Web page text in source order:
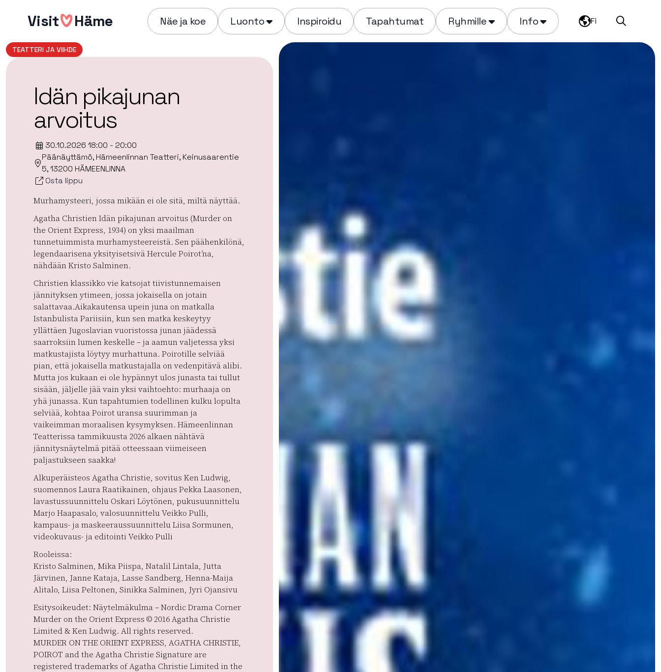
sisältöönVisit Häme Näe ja koe Luonto Inspiroidu Tapahtumat Ryhmille Info Fi Haku
TEATTERI JA VIIHDE
Idän pikajunan
arvoitus
30.10.2026 18:00 - 20:00
Päänäyttämö, Hämeenlinnan Teatteri, Keinusaarentie
5, 13200 HÄMEENLINNA
Osta lippu
Murhamysteeri, jossa mikään ei ole sitä, miltä näyttää.
Agatha Christien Idän pikajunan arvoitus (Murder on
the Orient Express, 1934) on yksi maailman
tunnetuimmista murhamysteereistä. Sen päähenkilönä,
legendaarisena yksityisetsivä Hercule Poirot’na,
nähdään Kristo Salminen.
Christien klassikko vie katsojat tiivistunnemaisen
jännityksen ytimeen, jossa jokaisella on jotain
salattavaa.Aikakautensa upein juna on matkalla
Istanbulista Pariisiin, kun sen matka keskeytyy
yllättäen Jugoslavian vuoristossa junan jäädessä
saarroksiin lumen keskelle – ja aamun valjetessa yksi
matkustajista löytyy murhattuna. Poirotille selviää
pian, että jokaisella matkustajalla on vedenpitävä alibi.
Mutta jos kukaan ei ole hypännyt ulos junasta tai tullut
sisään, jäljelle jää vain yksi vaihtoehto: murhaaja on
yhä junassa. Kun tapahtumien todellinen kulku lopulta
selviää, kohtaa Poirot uransa suurimman ja
vaikeimman moraalisen kysymyksen. Hämeenlinnan
Teatterissa tammikuusta 2026 alkaen nähtävä
jännitysnäytelmä pitää otteessaan viimeiseen
paljastukseen saakka!
Alkuperäisteos Agatha Christie, sovitus Ken Ludwig,
suomennos Laura Raatikainen, ohjaus Pekka Laasonen,
lavastussuunnittelu Oskari Löytönen, pukusuunnittelu
Marjo Haapasalo, valosuunnittelu Veikko Pulli,
kampaus- ja maskeeraussuunnittelu Liisa Sormunen,
videokuvaus- ja editointi Veikko Pulli
Rooleissa:
Kristo Salminen, Mika Piispa, Natalil Lintala, Jutta
Järvinen, Janne Kataja, Lasse Sandberg, Henna-Maija
Alitalo, Liisa Peltonen, Sinikka Salminen, Jyri Ojansivu
Esitysoikeudet: Näytelmäkulma – Nordic Drama Corner
Murder on the Orient Express © 2016 Agatha Christie
Limited & Ken Ludwig. All rights reserved.
MURDER ON THE ORIENT EXPRESS, AGATHA CHRISTIE,
POIROT and the Agatha Christie Signature are
registered trademarks of Agatha Christie Limited in the